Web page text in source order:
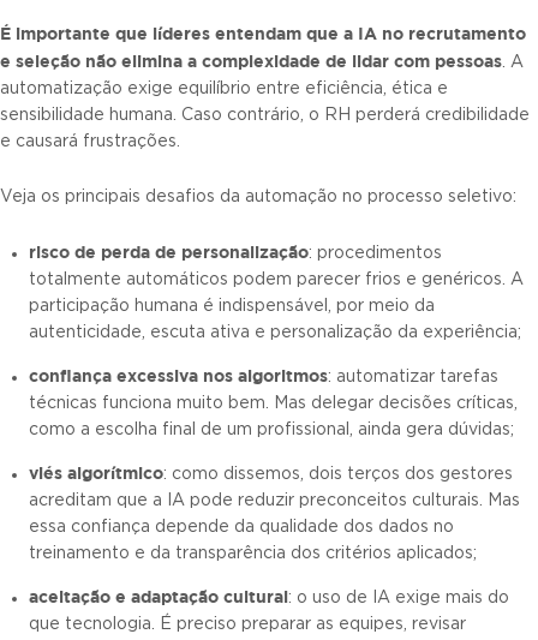
É importante que líderes entendam que a IA no recrutamento
e seleção não elimina a complexidade de lidar com pessoas. A
automatização exige equilíbrio entre eficiência, ética e
sensibilidade humana. Caso contrário, o RH perderá credibilidade
e causará frustrações.
Veja os principais desafios da automação no processo seletivo:
risco de perda de personalização: procedimentos
totalmente automáticos podem parecer frios e genéricos. A
participação humana é indispensável, por meio da
autenticidade, escuta ativa e personalização da experiência;
confiança excessiva nos algoritmos: automatizar tarefas
técnicas funciona muito bem. Mas delegar decisões críticas,
como a escolha final de um profissional, ainda gera dúvidas;
viés algorítmico: como dissemos, dois terços dos gestores
acreditam que a IA pode reduzir preconceitos culturais. Mas
essa confiança depende da qualidade dos dados no
treinamento e da transparência dos critérios aplicados;
aceitação e adaptação cultural: o uso de IA exige mais do
que tecnologia. É preciso preparar as equipes, revisar